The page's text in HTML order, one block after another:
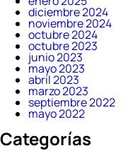
diciembre 2024
noviembre 2024
octubre 2024
octubre 2023
junio 2023
mayo 2023
abril 2023
marzo 2023
septiembre 2022
mayo 2022
Categorías